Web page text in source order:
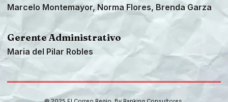
Marcelo Montemayor, Norma Flores, Brenda Garza
Gerente Administrativo
Maria del Pilar Robles